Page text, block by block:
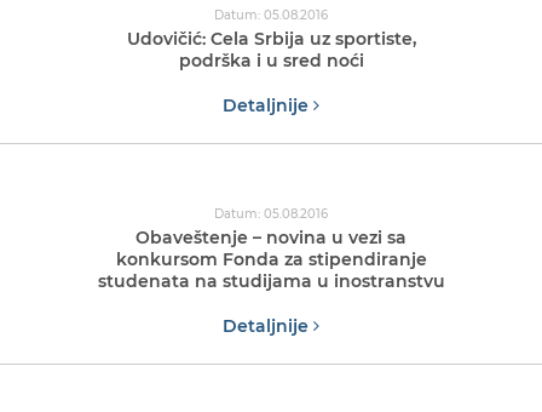
Datum: 05.08.2016
Udovičić: Cela Srbija uz sportiste,
podrška i u sred noći
Detaljnije
Datum: 05.08.2016
Obaveštenje – novina u vezi sa
konkursom Fonda za stipendiranje
studenata na studijama u inostranstvu
Detaljnije